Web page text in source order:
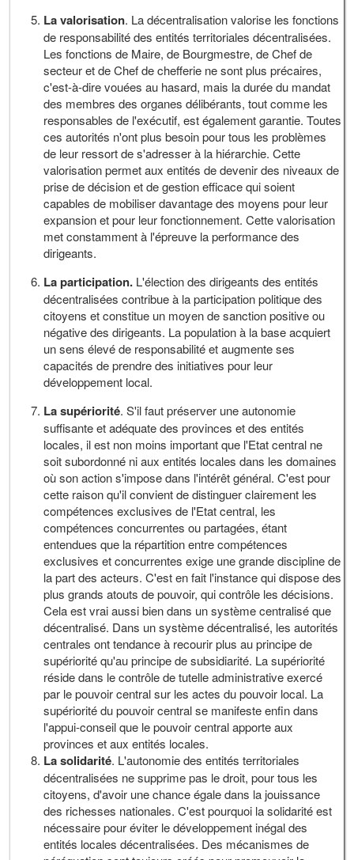
La valorisation. La décentralisation valorise les fonctions
de responsabilité des entités territoriales décentralisées.
Les fonctions de Maire, de Bourgmestre, de Chef de
secteur et de Chef de chefferie ne sont plus précaires,
c'est-à-dire vouées au hasard, mais la durée du mandat
des membres des organes délibérants, tout comme les
responsables de l'exécutif, est également garantie. Toutes
ces autorités n'ont plus besoin pour tous les problèmes
de leur ressort de s'adresser à la hiérarchie. Cette
valorisation permet aux entités de devenir des niveaux de
prise de décision et de gestion efficace qui soient
capables de mobiliser davantage des moyens pour leur
expansion et pour leur fonctionnement. Cette valorisation
met constamment à l'épreuve la performance des
dirigeants.
La participation. L'élection des dirigeants des entités
décentralisées contribue à la participation politique des
citoyens et constitue un moyen de sanction positive ou
négative des dirigeants. La population à la base acquiert
un sens élevé de responsabilité et augmente ses
capacités de prendre des initiatives pour leur
développement local.
La supériorité. S'il faut préserver une autonomie
suffisante et adéquate des provinces et des entités
locales, il est non moins important que l'Etat central ne
soit subordonné ni aux entités locales dans les domaines
où son action s'impose dans l'intérêt général. C'est pour
cette raison qu'il convient de distinguer clairement les
compétences exclusives de l'Etat central, les
compétences concurrentes ou partagées, étant
entendues que la répartition entre compétences
exclusives et concurrentes exige une grande discipline de
la part des acteurs. C'est en fait l'instance qui dispose des
plus grands atouts de pouvoir, qui contrôle les décisions.
Cela est vrai aussi bien dans un système centralisé que
décentralisé. Dans un système décentralisé, les autorités
centrales ont tendance à recourir plus au principe de
supériorité qu'au principe de subsidiarité. La supériorité
réside dans le contrôle de tutelle administrative exercé
par le pouvoir central sur les actes du pouvoir local. La
supériorité du pouvoir central se manifeste enfin dans
l'appui-conseil que le pouvoir central apporte aux
provinces et aux entités locales.
La solidarité. L'autonomie des entités territoriales
décentralisées ne supprime pas le droit, pour tous les
citoyens, d'avoir une chance égale dans la jouissance
des richesses nationales. C'est pourquoi la solidarité est
nécessaire pour éviter le développement inégal des
entités locales décentralisées. Des mécanismes de